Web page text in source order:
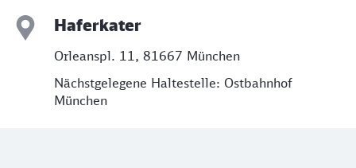
Haferkater
Orleanspl. 11, 81667 München
Nächstgelegene Haltestelle: Ostbahnhof
München